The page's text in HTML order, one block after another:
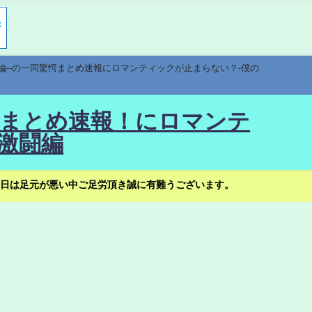
の一同驚愕まとめ速報にロマンティックが止まらない？-僕の
とめ速報！にロマンテ
闘編
足元が悪い中ご足労頂き誠に有難うございます。